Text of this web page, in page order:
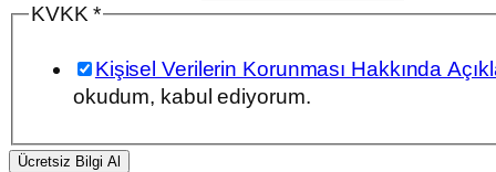
Telefon
Soyadınız
KVKK*
Kişisel Verilerin Korunması Hakkında
okudum, kabul ediyorum.
Ücretsiz Bilgi Al